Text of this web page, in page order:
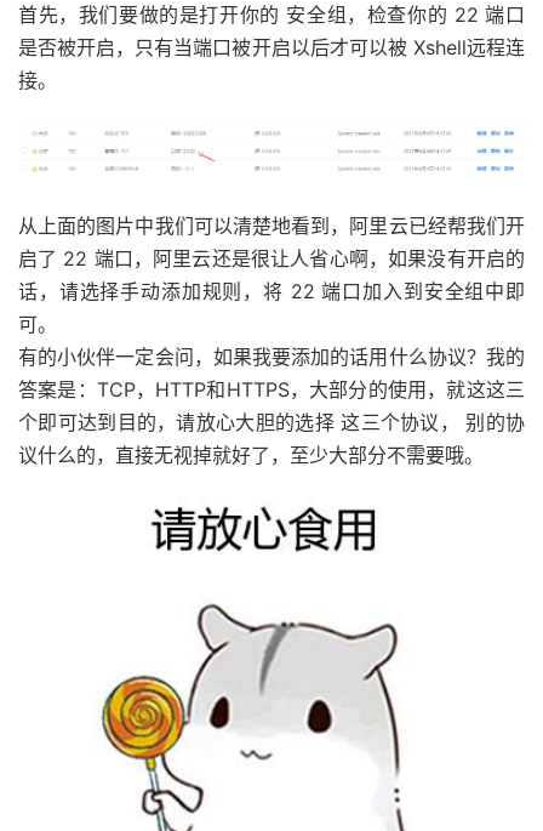
首先，我们要做的是打开你的 安全组，检查你的 22 端口
是否被开启，只有当端口被开启以后才可以被 Xshell远程连
接。
从上面的图片中我们可以清楚地看到，阿里云已经帮我们开
启了 22 端口，阿里云还是很让人省心啊，如果没有开启的
话，请选择手动添加规则，将 22 端口加入到安全组中即
可。
有的小伙伴一定会问，如果我要添加的话用什么协议？我的
答案是：TCP，HTTP和HTTPS，大部分的使用，就这这三
个即可达到目的，请放心大胆的选择 这三个协议， 别的协
议什么的，直接无视掉就好了，至少大部分不需要哦。